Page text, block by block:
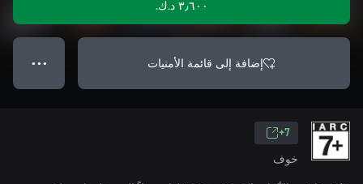
٣٫٦٠٠ د.ك.‏
إضافة إلى قائمة الأمنيات ● ● ●
7+
خوف